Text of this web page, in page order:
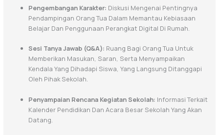
Pengembangan Karakter: Diskusi Mengenai Pentingnya
Pendampingan Orang Tua Dalam Memantau Kebiasaan
Belajar Dan Penggunaan Perangkat Digital Di Rumah.
Sesi Tanya Jawab (Q&A): Ruang Bagi Orang Tua Untuk
Memberikan Masukan, Saran, Serta Menyampaikan
Kendala Yang Dihadapi Siswa, Yang Langsung Ditanggapi
Oleh Pihak Sekolah.
Penyampaian Rencana Kegiatan Sekolah: Informasi Terkait
Kalender Pendidikan Dan Acara Besar Sekolah Yang Akan
Datang.